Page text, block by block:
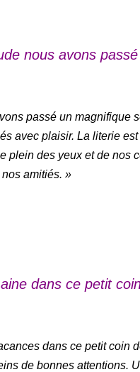
nous avons
passé un magnifique
avec plaisir. La literie
plein des yeux et de nos
amitiés. »
dans ce petit
dans ce petit coin
de bonnes attentions.